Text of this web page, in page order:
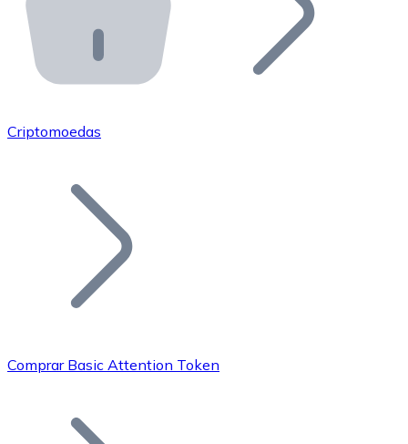
API Bitnovo
Integre nossa API no seu ecossistema.
Junte-se à nossa rede de revendedores e comercialize
Adicione o token do seu projeto ao nosso serviço de
Bitcoin
Criptomoedas
Comprar Basic Attention Token